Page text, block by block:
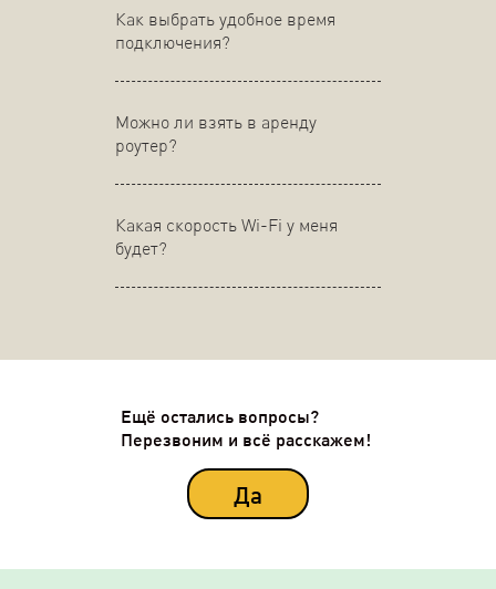
Как выбрать удобное время
подключения?
Можно ли взять в аренду
роутер?
Какая скорость Wi-Fi у меня
будет?
Ещё остались вопросы?
Перезвоним и всё расскажем!
Да